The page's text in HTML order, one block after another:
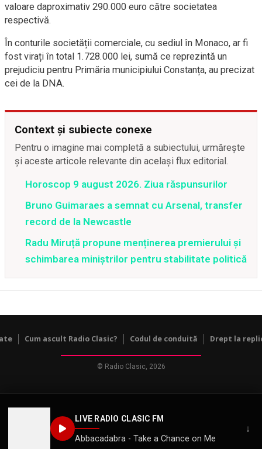
LIVE RADIO CLASIC FM
Abbacadabra - Take a Chance on Me
↓
valoare daproximativ 290.000 euro către societatea
respectivă.
În conturile societății comerciale, cu sediul în Monaco, ar fi
fost virați în total 1.728.000 lei, sumă ce reprezintă un
prejudiciu pentru Primăria municipiului Constanța, au precizat
cei de la DNA.
Context și subiecte conexe
Pentru o imagine mai completă a subiectului, urmărește
și aceste articole relevante din același flux editorial.
Horoscop 9 august 2026. Ziua răspunsurilor
Bruno Guimaraes a semnat cu Arsenal, transfer
record de la Newcastle
Radu Miruță propune menținerea premierului și
schimbarea miniștrilor pentru stabilitate politică
Cum ascult Radio Clasic? Codul de conduită Drept la
© Radio Clasic, 2026